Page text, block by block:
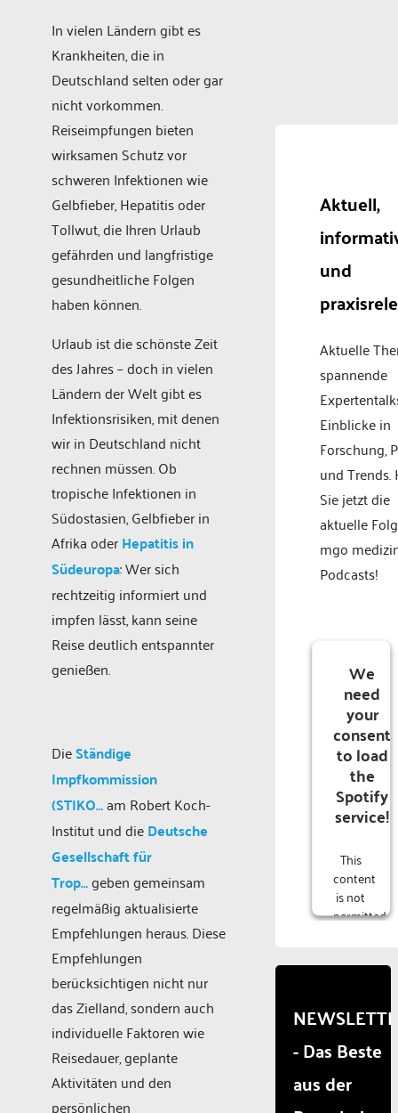
In vielen Ländern gibt es
Krankheiten, die in
Deutschland selten oder gar
nicht vorkommen.
Reiseimpfungen bieten
wirksamen Schutz vor
schweren Infektionen wie
Gelbfieber, Hepatitis oder
Tollwut, die Ihren Urlaub
gefährden und langfristige
gesundheitliche Folgen
haben können.
Urlaub ist die schönste Zeit
des Jahres – doch in vielen
Ländern der Welt gibt es
Infektionsrisiken, mit denen
wir in Deutschland nicht
rechnen müssen. Ob
tropische Infektionen in
Südostasien, Gelbfieber in
Afrika oderHepatitis in
Südeuropa: Wer sich
rechtzeitig informiert und
impfen lässt, kann seine
Reise deutlich entspannter
genießen.
DieStändige
Impfkommission
(STIKO…am Robert Koch-
Institut und dieDeutsche
Gesellschaft für
Trop…geben gemeinsam
regelmäßig aktualisierte
Empfehlungen heraus. Diese
Empfehlungen
berücksichtigen nicht nur
das Zielland, sondern auch
individuelle Faktoren wie
Reisedauer, geplante
Aktivitäten und den
persönlichen
Aktuell,
und
Aktuelle
spannende
Einblicke in
Forschung,
und Trends.
Sie jetzt die
aktuelle
mgo
Podcasts!
We
need
your
consent
to load
the
Spotify
service!
This
content
is not
permitted
due to
that
are
not
disclosed
to the
- Das Beste
aus der